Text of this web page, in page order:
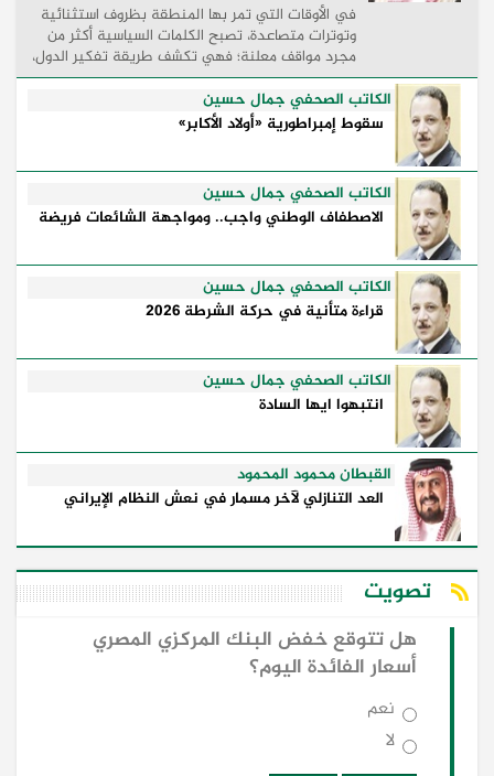
في الأوقات التي تمر بها المنطقة بظروف استثنائية
وتوترات متصاعدة، تصبح الكلمات السياسية أكثر من
مجرد مواقف معلنة؛ فهي تكشف طريقة تفكير الدول،
وكيفية إدارتها للأزمات، والحدود التي تفصل بين القوة
...
الكاتب الصحفي جمال حسين
سقوط إمبراطورية «أولاد الأكابر»
الكاتب الصحفي جمال حسين
الاصطفاف الوطني واجب.. ومواجهة الشائعات فريضة
الكاتب الصحفي جمال حسين
قراءة متأنية في حركة الشرطة 2026
الكاتب الصحفي جمال حسين
انتبهوا ايها السادة
القبطان محمود المحمود
العد التنازلي لآخر مسمار في نعش النظام الإيراني
تصويت
هل تتوقع خفض البنك المركزي المصري
أسعار الفائدة اليوم؟
نعم
لا